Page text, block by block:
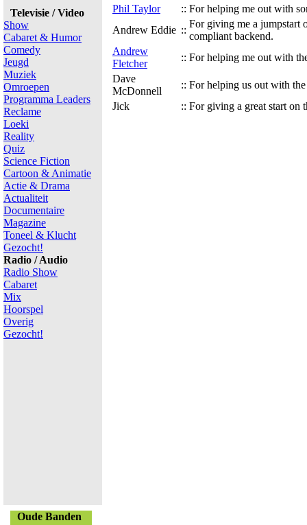
Televisie / Video
Show
Cabaret & Humor
Comedy
Jeugd
Muziek
Omroepen
Programma Leaders
Reclame
Loeki
Reality
Quiz
Science Fiction
Cartoon & Animatie
Actie & Drama
Actualiteit
Documentaire
Magazine
Toneel & Klucht
Gezocht!
Radio / Audio
Radio Show
Cabaret
Mix
Hoorspel
Overig
Gezocht!
Oude Banden
Phil Taylor
:: For helping me out with
Andrew Eddie ::
For giving me a jumpstart
compliant backend.
Andrew
Fletcher
:: For helping me out with
Dave
McDonnell
:: For helping us out with
Jick
:: For giving a great start on